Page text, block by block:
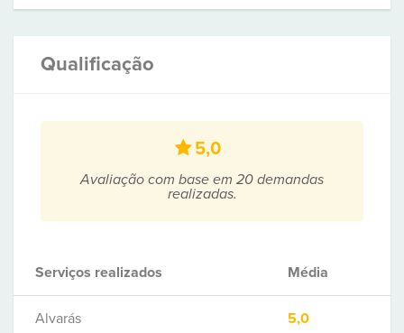
Qualificação
5,0
Avaliação com base em 20 demandas
realizadas.
Serviços realizados Média
Alvarás 5,0